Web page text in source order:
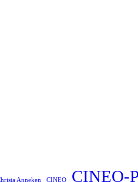
Anneken CINEO CINEO-